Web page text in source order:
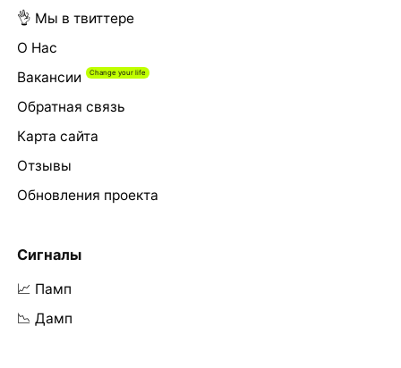
👌 Мы в твиттере
О Нас
Вакансии
Обратная связь
Карта сайта
Отзывы
Обновления проекта
Сигналы
📈 Памп
📉 Дамп